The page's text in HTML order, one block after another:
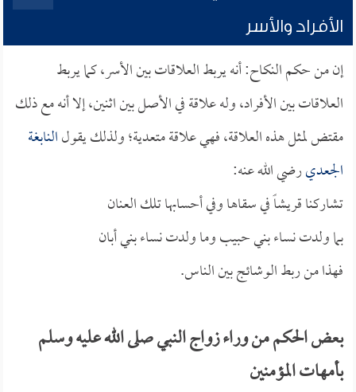
الأفراد والأسر
إن من حكم النكاح: أنه يربط العلاقات بين الأسر، كما يربط
العلاقات بين الأفراد، وله علاقة في الأصل بين اثنين، إلا أنه مع ذلك
مقتض لمثل هذه العلاقة، فهي علاقة متعدية؛ ولذلك يقولالنابغة
الجعديرضي الله عنه:
تشاركنا قريشاً في سقاها وفي أحسابها تلك العنان
بما ولدت نساء بني حبيب وما ولدت نساء بني أبان
فهذا من ربط الوشائج بين الناس.
بعض الحكم من وراء زواج النبي صلى الله عليه وسلم
بأمهات المؤمنين